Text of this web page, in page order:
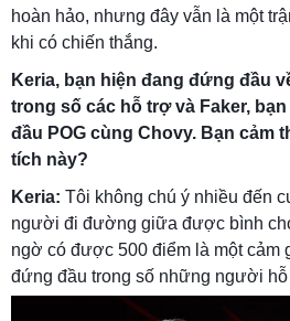
hoàn hảo, nhưng đây vẫn là một
khi có chiến thắng.
Keria, bạn hiện đang đứng đầu
trong số các hỗ trợ và Faker,
đầu POG cùng Chovy. Bạn cảm
tích này?
Keria: Tôi không chú ý nhiều đến
người đi đường giữa được bình
ngờ có được 500 điểm là một cảm
đứng đầu trong số những người